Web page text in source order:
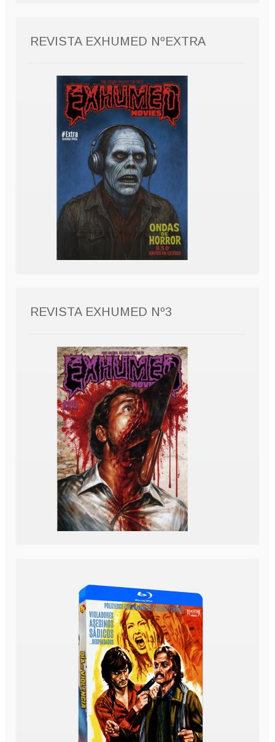
REVISTA EXHUMED NºEXTRA
REVISTA EXHUMED Nº3